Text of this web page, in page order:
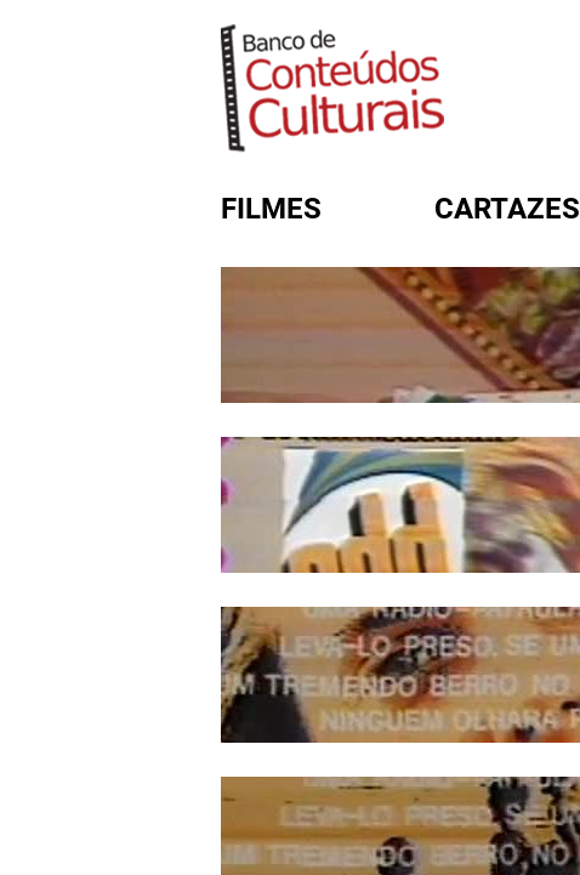
FILMES CARTAZES
FORMULÁRIO DE BUSCA